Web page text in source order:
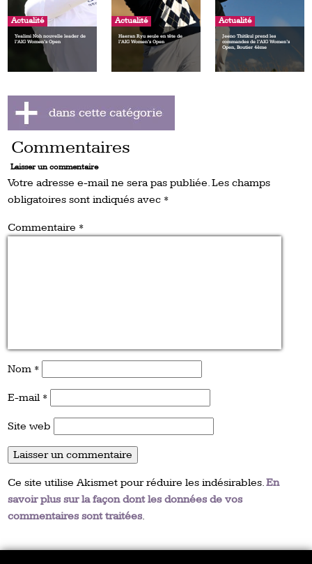
Actualité
Yealimi Noh nouvelle leader de
l’AIG Women’s Open
Actualité
Haeran Ryu seule en tête de
l’AIG Women’s Open
Actualité
Jeeno Thitikul prend les
commandes de l’AIG Women’s
Open, Boutier 4ème
Commentaires
Laisser un commentaire
Votre adresse e-mail ne sera pas publiée.Les champs
obligatoires sont indiqués avec *
Commentaire *
Nom *
E-mail *
Site web
Ce site utilise Akismet pour réduire les indésirables.En
savoir plus sur la façon dont les données de vos
commentaires sont traitées.